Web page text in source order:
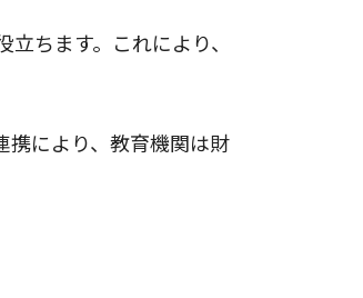
ちます。これにより、
携により、教育機関は財